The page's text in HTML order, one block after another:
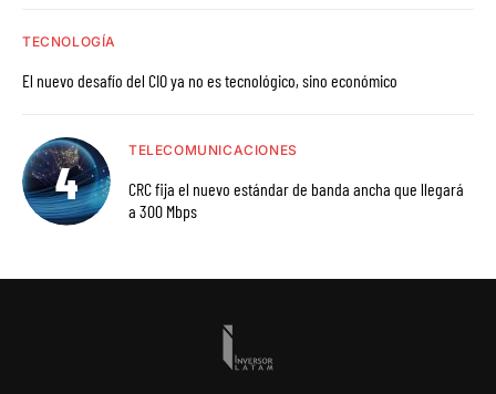
TECNOLOGÍA
El nuevo desafío del CIO ya no es tecnológico, sino económico
TELECOMUNICACIONES
CRC fija el nuevo estándar de banda ancha que llegará
a 300 Mbps